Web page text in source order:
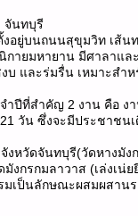
จันทบุรี
งอยู่บนถนนสุขุมวิท เส้
ายมหายาน มีศาลาแล
งบ และร่มรื่น เหมาะส
ำปีที่สำคัญ 2 งาน คือ ง
วัน ซึ่งจะมีประชาช
งหวัดจันทบุรี(วัดหางมั
มังกรกมลาวาส (เล่งเน่
มเป็นลักษณะผสมผสาน